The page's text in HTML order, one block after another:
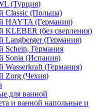
(Турция)
Classic (Польша)
HAYTA (Германия)
KLEBER (без сверления)
Langberger (Германия)
Schein, Германия
Sonia (Испания)
Wasserkraft (Германия)
Zorg (Чехия)
для ванной
и ванной напольные и